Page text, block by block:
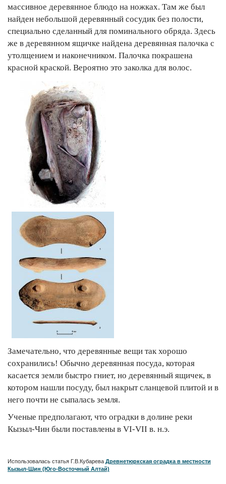
массивное деревянное блюдо на ножках. Там же был
найден небольшой деревянный сосудик без полости,
специально сделанный для поминального обряда. Здесь
же в деревянном ящичке найдена деревянная палочка с
утолщением и наконечником. Палочка покрашена
красной краской. Вероятно это заколка для волос.
Замечательно, что деревянные вещи так хорошо
сохранились! Обычно деревянная посуда, которая
касается земли быстро гниет, но деревянный ящичек, в
котором нашли посуду, был накрыт сланцевой плитой и в
него почти не сыпалась земля.
Ученые предполагают, что оградки в долине реки
Кызыл-Чин были поставлены в VI-VII в. н.э.
Использовалась статья Г.В.Кубарева Древнетюркская оградка в местности
Кызыл-Шин (Юго-Восточный Алтай)